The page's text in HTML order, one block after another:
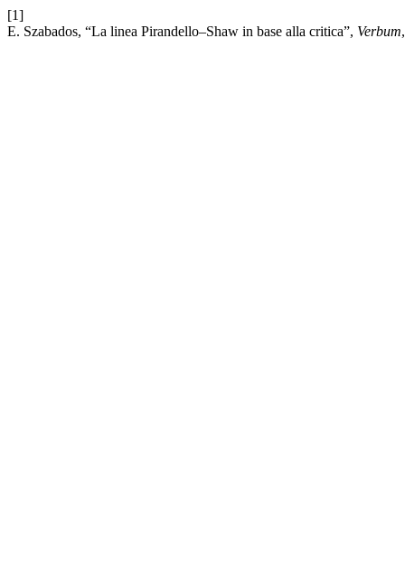
[1]
E. Szabados, “La linea Pirandello–Shaw in base alla critica”, Verbum